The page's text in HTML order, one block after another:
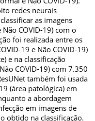
redes neurais
as imagens
COVID-19) com o
foi realizada entre os
19 e Não COVID-19)
e na classificação
COVID-19) com 7.350
também foi usada
(área patológica) em
a abordagem
em imagens de
obtido na classificação.